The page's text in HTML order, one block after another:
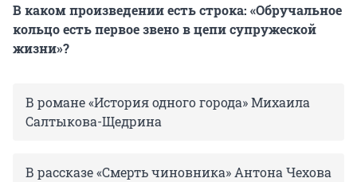
В каком произведении есть строка: «Обручальное
кольцо есть первое звено в цепи супружеской
жизни»?
В романе «История одного города» Михаила
Салтыкова-Щедрина
В рассказе «Смерть чиновника» Антона Чехова